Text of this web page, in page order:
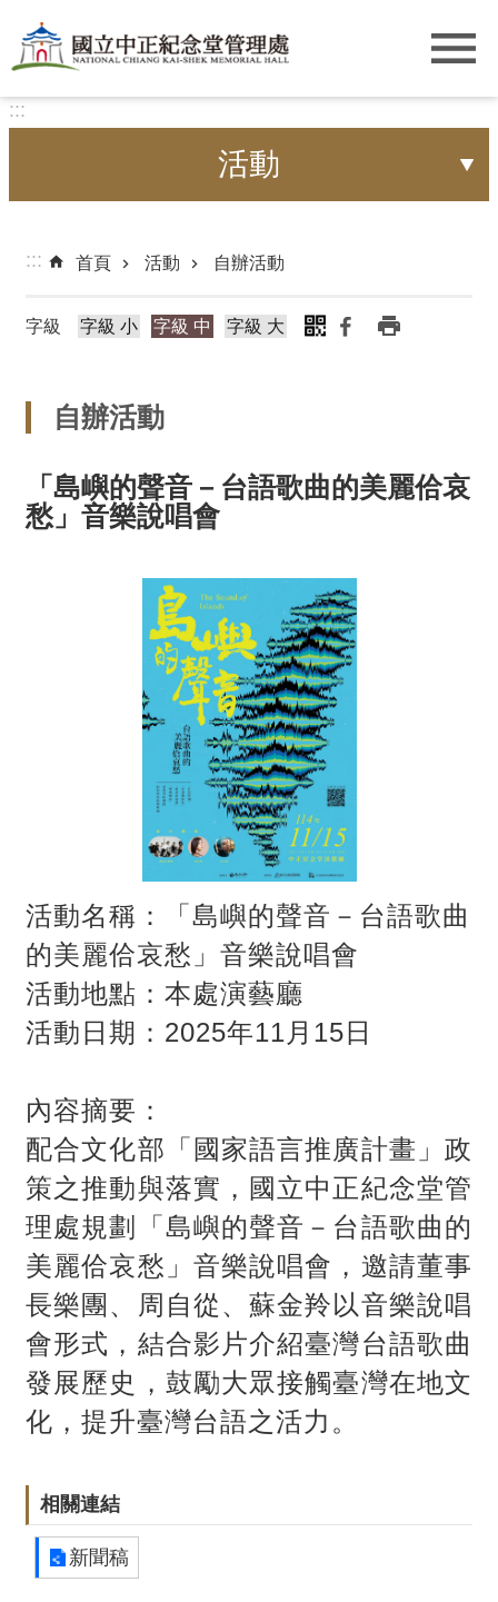
跳到主要內容區塊
:::
活動
::: 首頁 活動 自辦活動
字級 字級 小 字級 中 字級 大
自辦活動
「島嶼的聲音－台語歌曲的美麗佮哀
愁」音樂說唱會
活動名稱：「島嶼的聲音－台語歌曲
的美麗佮哀愁」音樂說唱會
活動地點：本處演藝廳
活動日期：2025年11月15日
內容摘要：
配合文化部「國家語言推廣計畫」政
策之推動與落實，國立中正紀念堂管
理處規劃「島嶼的聲音－台語歌曲的
美麗佮哀愁」音樂說唱會，邀請董事
長樂團、周自從、蘇金羚以音樂說唱
會形式，結合影片介紹臺灣台語歌曲
發展歷史，鼓勵大眾接觸臺灣在地文
化，提升臺灣台語之活力。
相關連結
新聞稿